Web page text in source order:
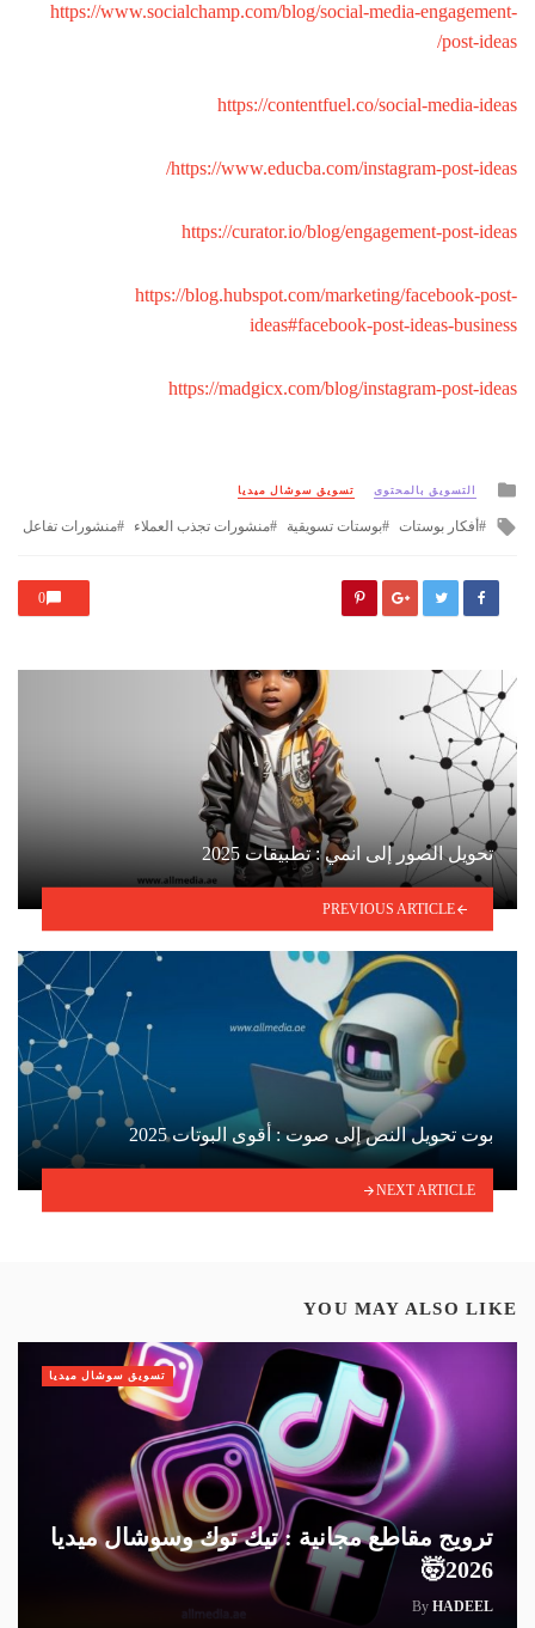
https://www.socialchamp.com/blog/social-media-engagement-
post-ideas/
https://contentfuel.co/social-media-ideas
https://www.educba.com/instagram-post-ideas/
https://curator.io/blog/engagement-post-ideas
https://blog.hubspot.com/marketing/facebook-post-
ideas#facebook-post-ideas-business
https://madgicx.com/blog/instagram-post-ideas
Posted
التسويق بالمحتوى تسويق سوشال ميديا
Tagged
أفكار بوستات بوستات تسويقية منشورات تجذب العملاء منشورات تفاعل
0
تحويل الصور إلى انمي : تطبيقات 2025
PREVIOUS ARTICLE
بوت تحويل النص إلى صوت : أقوى البوتات 2025
NEXT ARTICLE
YOU MAY ALSO LIKE
ترويج مقاطع مجانية : تيك توك وسوشال ميديا
2026🤯
By HADEEL
تسويق سوشال ميديا